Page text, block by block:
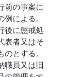
前の事案に
による。
後に懲戒処
表者又はそ
とする。
職員又は旧